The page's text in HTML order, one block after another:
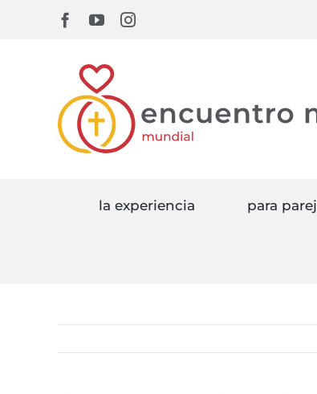
Facebook
YouTubeInstagram
la experiencia para